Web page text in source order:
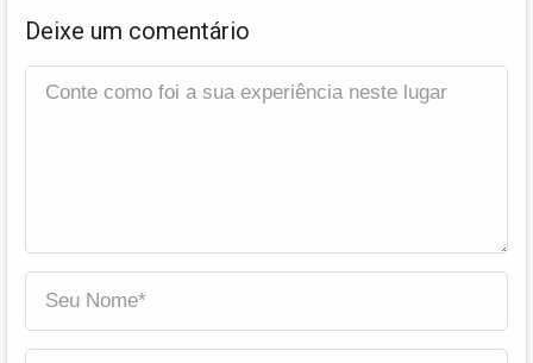
Deixe um comentário